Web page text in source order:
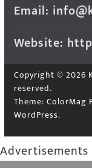
Email:
Website:
Copyright © 2026
reserved.
Theme: ColorMag
WordPress.
Advertisements